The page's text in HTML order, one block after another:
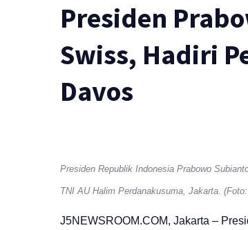
Presiden
Swiss, Hadiri
Davos
Presiden Republik Indonesia Prabowo
TNI AU Halim Perdanakusuma, Jakarta.
J5NEWSROOM.COM, Jakarta –